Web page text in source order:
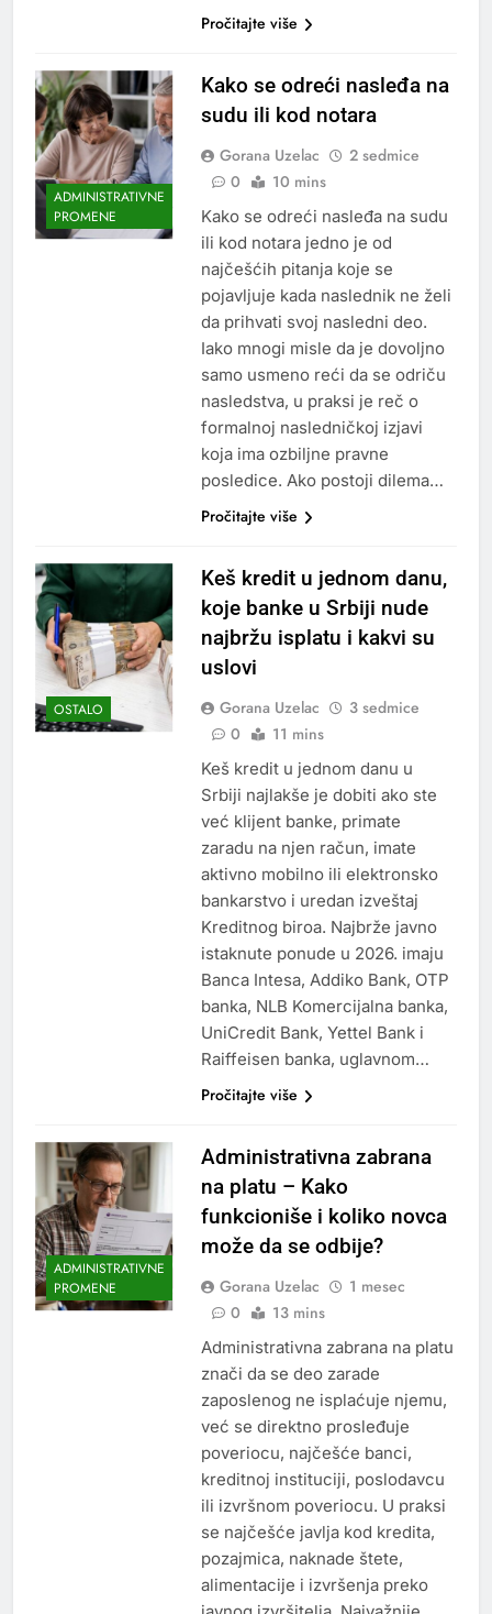
Pročitajte više
ADMINISTRATIVNE
PROMENE
Kako se odreći nasleđa na
sudu ili kod notara
Gorana Uzelac
2 sedmice
0
10 mins
Kako se odreći nasleđa na sudu
ili kod notara jedno je od
najčešćih pitanja koje se
pojavljuje kada naslednik ne želi
da prihvati svoj nasledni deo.
Iako mnogi misle da je dovoljno
samo usmeno reći da se odriču
nasledstva, u praksi je reč o
formalnoj nasledničkoj izjavi
koja ima ozbiljne pravne
posledice. Ako postoji dilema…
Pročitajte više
OSTALO
Keš kredit u jednom danu,
koje banke u Srbiji nude
najbržu isplatu i kakvi su
uslovi
Gorana Uzelac
3 sedmice
0
11 mins
Keš kredit u jednom danu u
Srbiji najlakše je dobiti ako ste
već klijent banke, primate
zaradu na njen račun, imate
aktivno mobilno ili elektronsko
bankarstvo i uredan izveštaj
Kreditnog biroa. Najbrže javno
istaknute ponude u 2026. imaju
Banca Intesa, Addiko Bank, OTP
banka, NLB Komercijalna banka,
UniCredit Bank, Yettel Bank i
Raiffeisen banka, uglavnom…
Pročitajte više
ADMINISTRATIVNE
PROMENE
Administrativna zabrana
na platu – Kako
funkcioniše i koliko novca
može da se odbije?
Gorana Uzelac
1 mesec
0
13 mins
Administrativna zabrana na platu
znači da se deo zarade
zaposlenog ne isplaćuje njemu,
već se direktno prosleđuje
poveriocu, najčešće banci,
kreditnoj instituciji, poslodavcu
ili izvršnom poveriocu. U praksi
se najčešće javlja kod kredita,
pozajmica, naknade štete,
alimentacije i izvršenja preko